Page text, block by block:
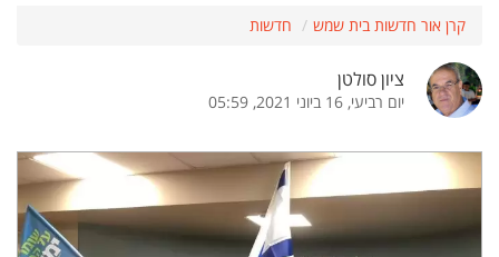
קרן אור חדשות בית שמש חדשות
ציון סולטן
יום רביעי, 16 ביוני 2021, 05:59